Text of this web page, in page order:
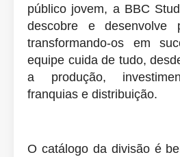
público jovem, a BBC
descobre e desenvolve
transformando-os em
equipe cuida de tudo,
a produção,
franquias e distribuição.
O catálogo da divisão é